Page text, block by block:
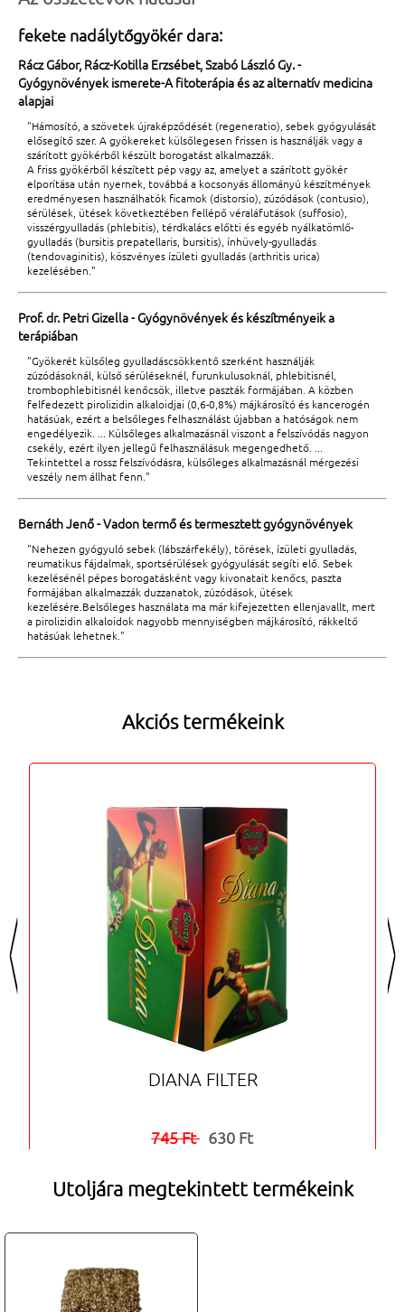
fekete nadálytőgyökér dara:
Rácz Gábor, Rácz-Kotilla Erzsébet, Szabó László Gy. -
Gyógynövények ismerete-A fitoterápia és az alternatív medicina
alapjai
"Hámosító, a szövetek újraképződését (regeneratio), sebek gyógyulását
elősegítő szer. A gyökereket külsőlegesen frissen is használják vagy a
szárított gyökérből készült borogatást alkalmazzák.
A friss gyökérből készített pép vagy az, amelyet a szárított gyökér
elporítása után nyernek, továbbá a kocsonyás állományú készítmények
eredményesen használhatók ficamok (distorsio), zúzódások (contusio),
sérülések, ütések következtében fellépő véraláfutások (suffosio),
visszérgyulladás (phlebitis), térdkalács előtti és egyéb nyálkatömlő-
gyulladás (bursitis prepatellaris, bursitis), ínhüvely-gyulladás
(tendovaginitis), köszvényes ízületi gyulladás (arthritis urica)
kezelésében."
Prof. dr. Petri Gizella - Gyógynövények és készítményeik a
terápiában
"Gyökerét külsőleg gyulladáscsökkentő szerként használják
zúzódásoknál, külső sérüléseknél, furunkulusoknál, phlebitisnél,
trombophlebitisnél kenőcsök, illetve paszták formájában. A közben
felfedezett pirolizidin alkaloidjai (0,6-0,8%) májkárosító és kancerogén
hatásúak, ezért a belsőleges felhasználást újabban a hatóságok nem
engedélyezik. ... Külsőleges alkalmazásnál viszont a felszívódás nagyon
csekély, ezért ilyen jellegű felhasználásuk megengedhető. ...
Tekintettel a rossz felszívódásra, külsőleges alkalmazásnál mérgezési
veszély nem állhat fenn."
Bernáth Jenő - Vadon termő és termesztett gyógynövények
"Nehezen gyógyuló sebek (lábszárfekély), törések, ízületi gyulladás,
reumatikus fájdalmak, sportsérülések gyógyulását segíti elő. Sebek
kezelésénél pépes borogatásként vagy kivonatait kenőcs, paszta
formájában alkalmazzák duzzanatok, zúzódások, ütések
kezelésére.Belsőleges használata ma már kifejezetten ellenjavallt, mert
a pirolizidin alkaloidok nagyobb mennyiségben májkárosító, rákkeltő
hatásúak lehetnek."
Akciós termékeink
<
DIANA FILTER
745 Ft 630 Ft
>
Utoljára megtekintett termékeink